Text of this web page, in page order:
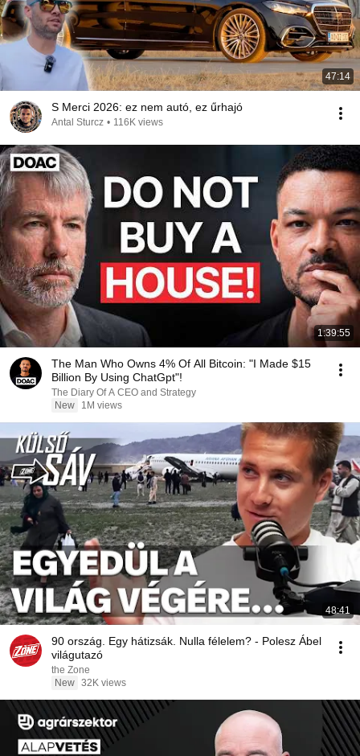
47:14
S Merci 2026: ez nem autó, ez űrhajó
Antal Sturcz • 116K views
1:39:55
The Man Who Owns 4% Of All Bitcoin: "I Made $15
Billion By Using ChatGpt"!
The Diary Of A CEO and Strategy
New
1M views
48:41
90 ország. Egy hátizsák. Nulla félelem? - Polesz Ábel
világutazó
the Zone
New 32K views